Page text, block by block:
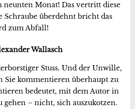
Monat! Das vertritt diese
Schraube überdehnt bricht das
zum Abfall!
Wallasch
Stuss. Und der Unwille,
Sie kommentieren überhaupt zu
bedeutet, mit dem Autor in
gehen – nicht, sich auszukotzen.